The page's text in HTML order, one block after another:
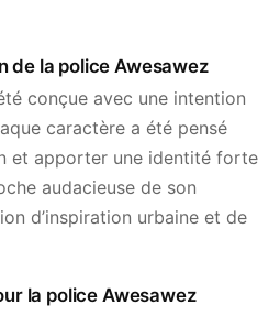
de la police Awesawez
conçue avec une intention
caractère a été pensé
et apporter une identité forte
audacieuse de son
d’inspiration urbaine et de
la police Awesawez